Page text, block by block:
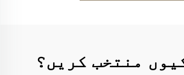
منتخب کریں؟